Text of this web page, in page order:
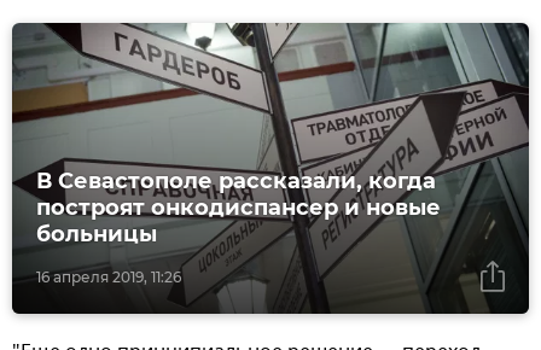
16 апреля 2019, 11:26
В Севастополе рассказали, когда
построят онкодиспансер и новые
больницы